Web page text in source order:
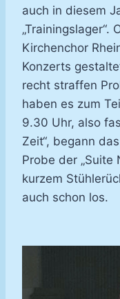
auch in diesem
„Trainingslager“.
Kirchenchor
Konzerts
recht straffen
haben es zum
9.30 Uhr, also
Zeit“, begann das
Probe der „Suite
kurzem
auch schon los.